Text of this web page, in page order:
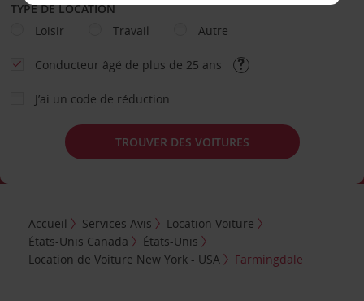
TYPE DE LOCATION
Loisir
Travail Autre
Conducteur âgé de plus de 25 ans
J’ai un code de réduction
TROUVER DES VOITURES
Accueil Services Avis
Location Voiture
États-Unis Canada
États-Unis
Location de Voiture New York - USA
Farmingdale